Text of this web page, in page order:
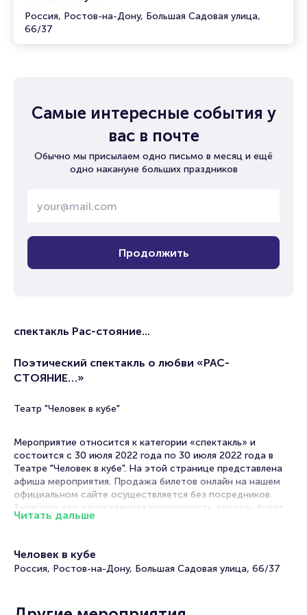
Россия, Ростов-на-Дону, Большая Садовая улица,
66/37
Самые интересные события у
вас в почте
Обычно мы присылаем одно письмо в месяц и ещё
одно накануне больших праздников
Продолжить
спектакль Рас-стояние...
Поэтический спектакль о любви «РАС-
СТОЯНИЕ…»
Театр "Человек в кубе"
Мероприятие относится к категории «спектакль» и
состоится с 30 июля 2022 года по 30 июля 2022 года в
Театре "Человек в кубе". На этой странице представлена
афиша мероприятия. Продажа билетов онлайн на нашем
официальном сайте осуществляется без посредников.
Зачастую это единственная возможность достать билет
на Спектакль.
вкус! Постановки по произведениям классиков и
современников, драмы, комедии, трагикомедии. В их
настолько разнообразен, что вы гарантировано выберите,
Читать дальше
Человек в кубе
Россия, Ростов-на-Дону, Большая Садовая улица, 66/37